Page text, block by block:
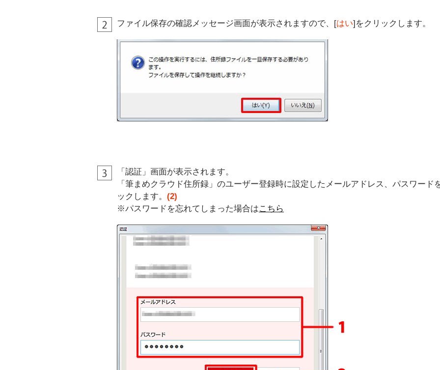
ファイル保存の確認メッセージ画面が表示されますので、[はい]をクリックします。
「認証」画面が表示されます。
「筆まめクラウド住所録」のユーザー登録時に設定したメールアドレス、パスワード
ックします。 (2)
※パスワードを忘れてしまった場合はこちら